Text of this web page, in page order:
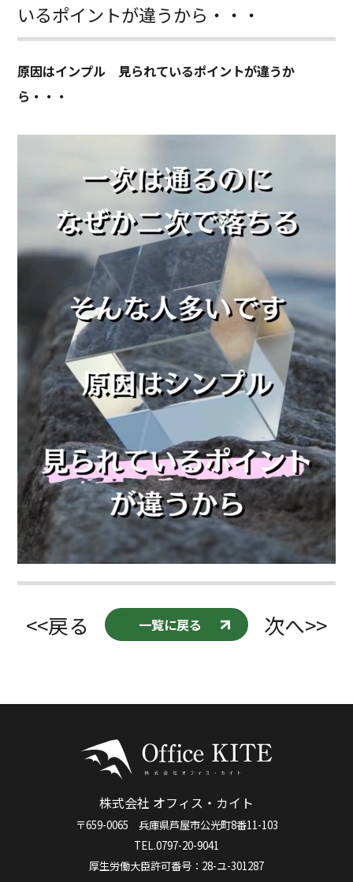
いるポイントが違うから・・・
原因はインプル 見られているポイントが違うか
ら・・・
<<戻る 一覧に戻る 次へ>>
株式会社 オフィス・カイト
〒659-0065 兵庫県芦屋市公光町8番11-103
TEL.0797-20-9041
厚生労働大臣許可番号：28-ユ-301287